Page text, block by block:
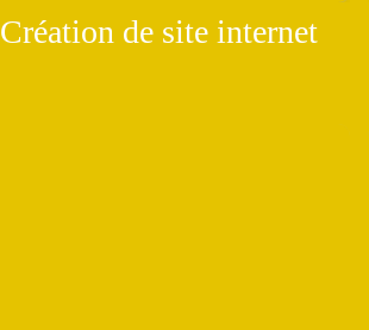
Création de site internet